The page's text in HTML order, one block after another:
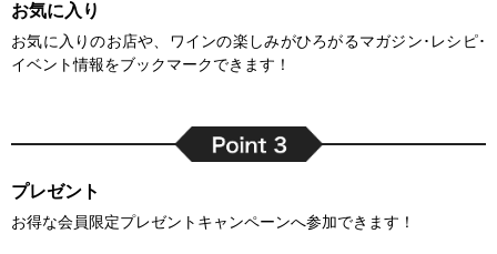
お気に入り
お気に入りのお店や、ワインの楽しみがひろがるマガジン･レシピ･
イベント情報をブックマークできます！
プレゼント
お得な会員限定プレゼントキャンペーンへ参加できます！